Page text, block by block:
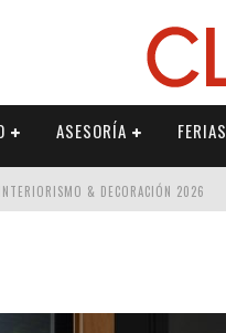
ASESORÍA FERIAS
& DECORACIÓN 2026